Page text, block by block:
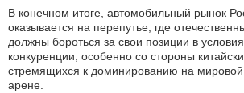
В конечном итоге, автомобильный рынок
оказывается на перепутье, где
должны бороться за свои позиции в
конкуренции, особенно со стороны
стремящихся к доминированию на
арене.